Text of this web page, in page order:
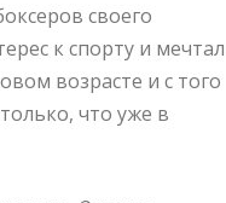
своего
к спорту и мечтал
возрасте и с того
что уже в